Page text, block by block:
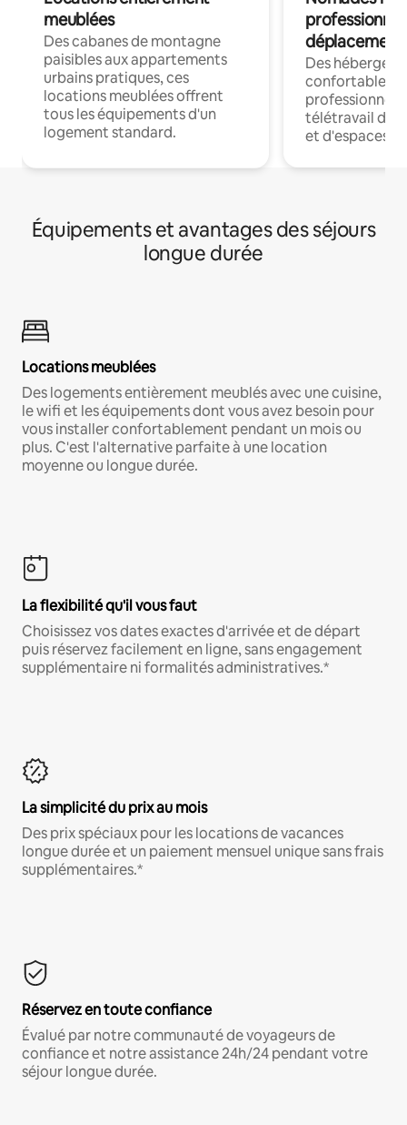
meublées
Des cabanes de montagne
paisibles aux appartements
urbains pratiques, ces
locations meublées offrent
tous les équipements d'un
logement standard.
déplacement
Des
confortables
professionnels
télétravail
et d'espaces
Équipements et avantages des séjours
longue durée
Locations meublées
Des logements entièrement meublés avec une cuisine,
le wifi et les équipements dont vous avez besoin pour
vous installer confortablement pendant un mois ou
plus. C'est l'alternative parfaite à une location
moyenne ou longue durée.
La flexibilité qu'il vous faut
Choisissez vos dates exactes d'arrivée et de départ
puis réservez facilement en ligne, sans engagement
supplémentaire ni formalités administratives.*
La simplicité du prix au mois
Des prix spéciaux pour les locations de vacances
longue durée et un paiement mensuel unique sans frais
supplémentaires.*
Réservez en toute confiance
Évalué par notre communauté de voyageurs de
confiance et notre assistance 24h/24 pendant votre
séjour longue durée.